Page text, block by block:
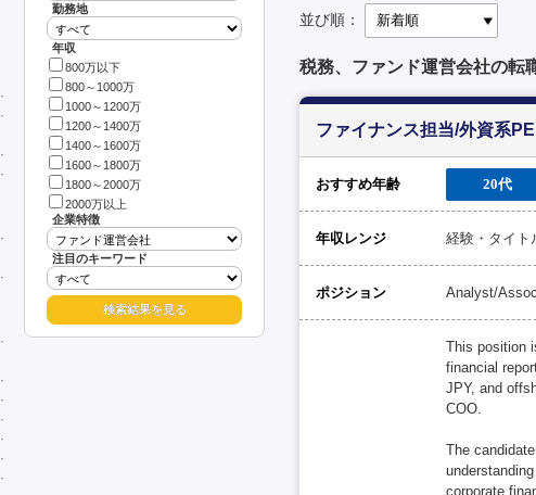
勤務地
年収
800万以下
800～1000万
1000～1200万
1200～1400万
1400～1600万
1600～1800万
1800～2000万
2000万以上
企業特徴
注目のキーワード
並び順：
税務、ファンド運営会社の転
ファイナンス担当/外資系
おすすめ年齢 20代
年収レンジ 経験・タイト
ポジション Analyst/
This position
financial
JPY, and
COO.
The
corporate